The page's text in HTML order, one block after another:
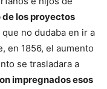
de los proyectos
que no dudaba en ir a
en 1856, el aumento
se trasladara a
impregnados esos